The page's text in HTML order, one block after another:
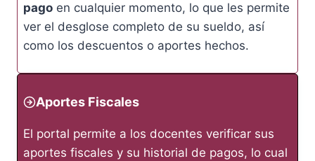
pago en cualquier momento, lo que les permite
ver el desglose completo de su sueldo, así
como los descuentos o aportes hechos.
Aportes Fiscales
El portal permite a los docentes verificar sus
aportes fiscales y su historial de pagos, lo cual